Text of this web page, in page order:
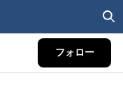
フォロー